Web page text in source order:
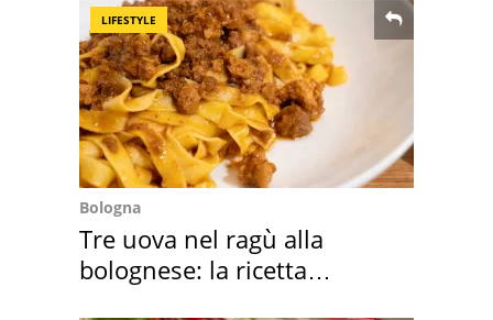
LIFESTYLE
Bologna
Tre uova nel ragù alla
bolognese: la ricetta